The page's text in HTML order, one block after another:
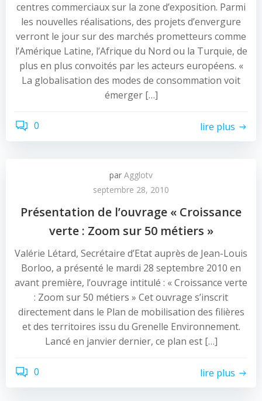
centres commerciaux sur la zone d’exposition. Parmi
les nouvelles réalisations, des projets d’envergure
verront le jour sur des marchés prometteurs comme
l’Amérique Latine, l’Afrique du Nord ou la Turquie, de
plus en plus convoités par les acteurs européens. «
La globalisation des modes de consommation voit
émerger […]
0 lire plus
par Agglotv
septembre 28, 2010
Présentation de l’ouvrage « Croissance
verte : Zoom sur 50 métiers »
Valérie Létard, Secrétaire d’Etat auprès de Jean-Louis
Borloo, a présenté le mardi 28 septembre 2010 en
avant première, l’ouvrage intitulé : « Croissance verte
: Zoom sur 50 métiers » Cet ouvrage s’inscrit
directement dans le Plan de mobilisation des filières
et des territoires issu du Grenelle Environnement.
Lancé en janvier dernier, ce plan est […]
0 lire plus